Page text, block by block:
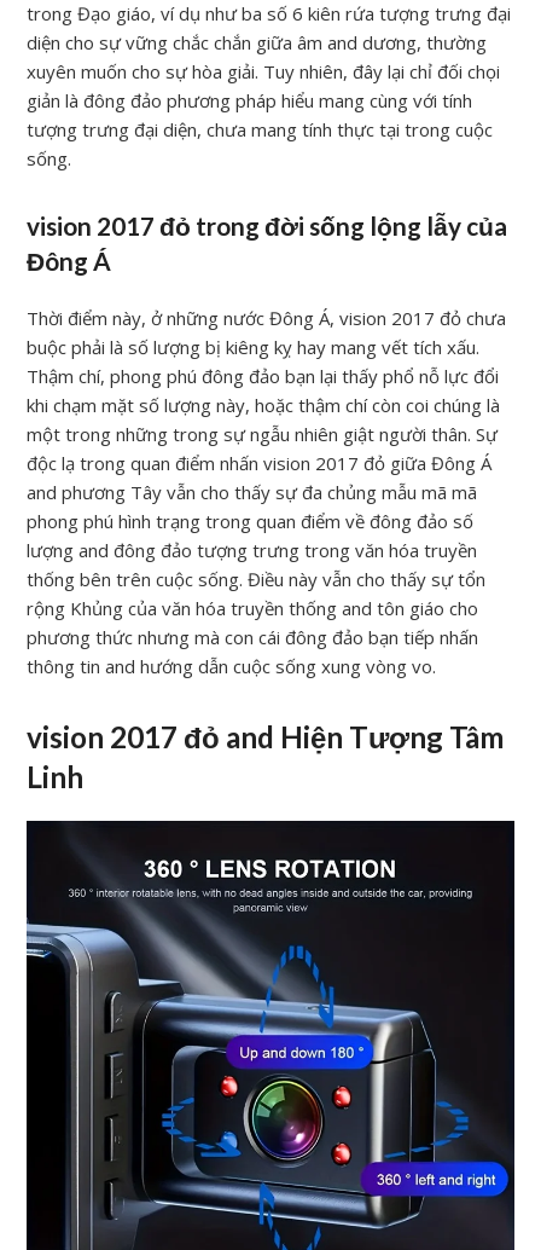
trong Đạo giáo, ví dụ như ba số 6 kiên rứa tượng trưng đại
diện cho sự vững chắc chắn giữa âm and dương, thường
xuyên muốn cho sự hòa giải. Tuy nhiên, đây lại chỉ đối chọi
giản là đông đảo phương pháp hiểu mang cùng với tính
tượng trưng đại diện, chưa mang tính thực tại trong cuộc
sống.
vision 2017 đỏ trong đời sống lộng lẫy của
Đông Á
Thời điểm này, ở những nước Đông Á, vision 2017 đỏ chưa
buộc phải là số lượng bị kiêng kỵ hay mang vết tích xấu.
Thậm chí, phong phú đông đảo bạn lại thấy phổ nỗ lực đổi
khi chạm mặt số lượng này, hoặc thậm chí còn coi chúng là
một trong những trong sự ngẫu nhiên giật người thân. Sự
độc lạ trong quan điểm nhấn vision 2017 đỏ giữa Đông Á
and phương Tây vẫn cho thấy sự đa chủng mẫu mã mã
phong phú hình trạng trong quan điểm về đông đảo số
lượng and đông đảo tượng trưng trong văn hóa truyền
thống bên trên cuộc sống. Điều này vẫn cho thấy sự tổn
rộng Khủng của văn hóa truyền thống and tôn giáo cho
phương thức nhưng mà con cái đông đảo bạn tiếp nhấn
thông tin and hướng dẫn cuộc sống xung vòng vo.
vision 2017 đỏ and Hiện Tượng Tâm
Linh